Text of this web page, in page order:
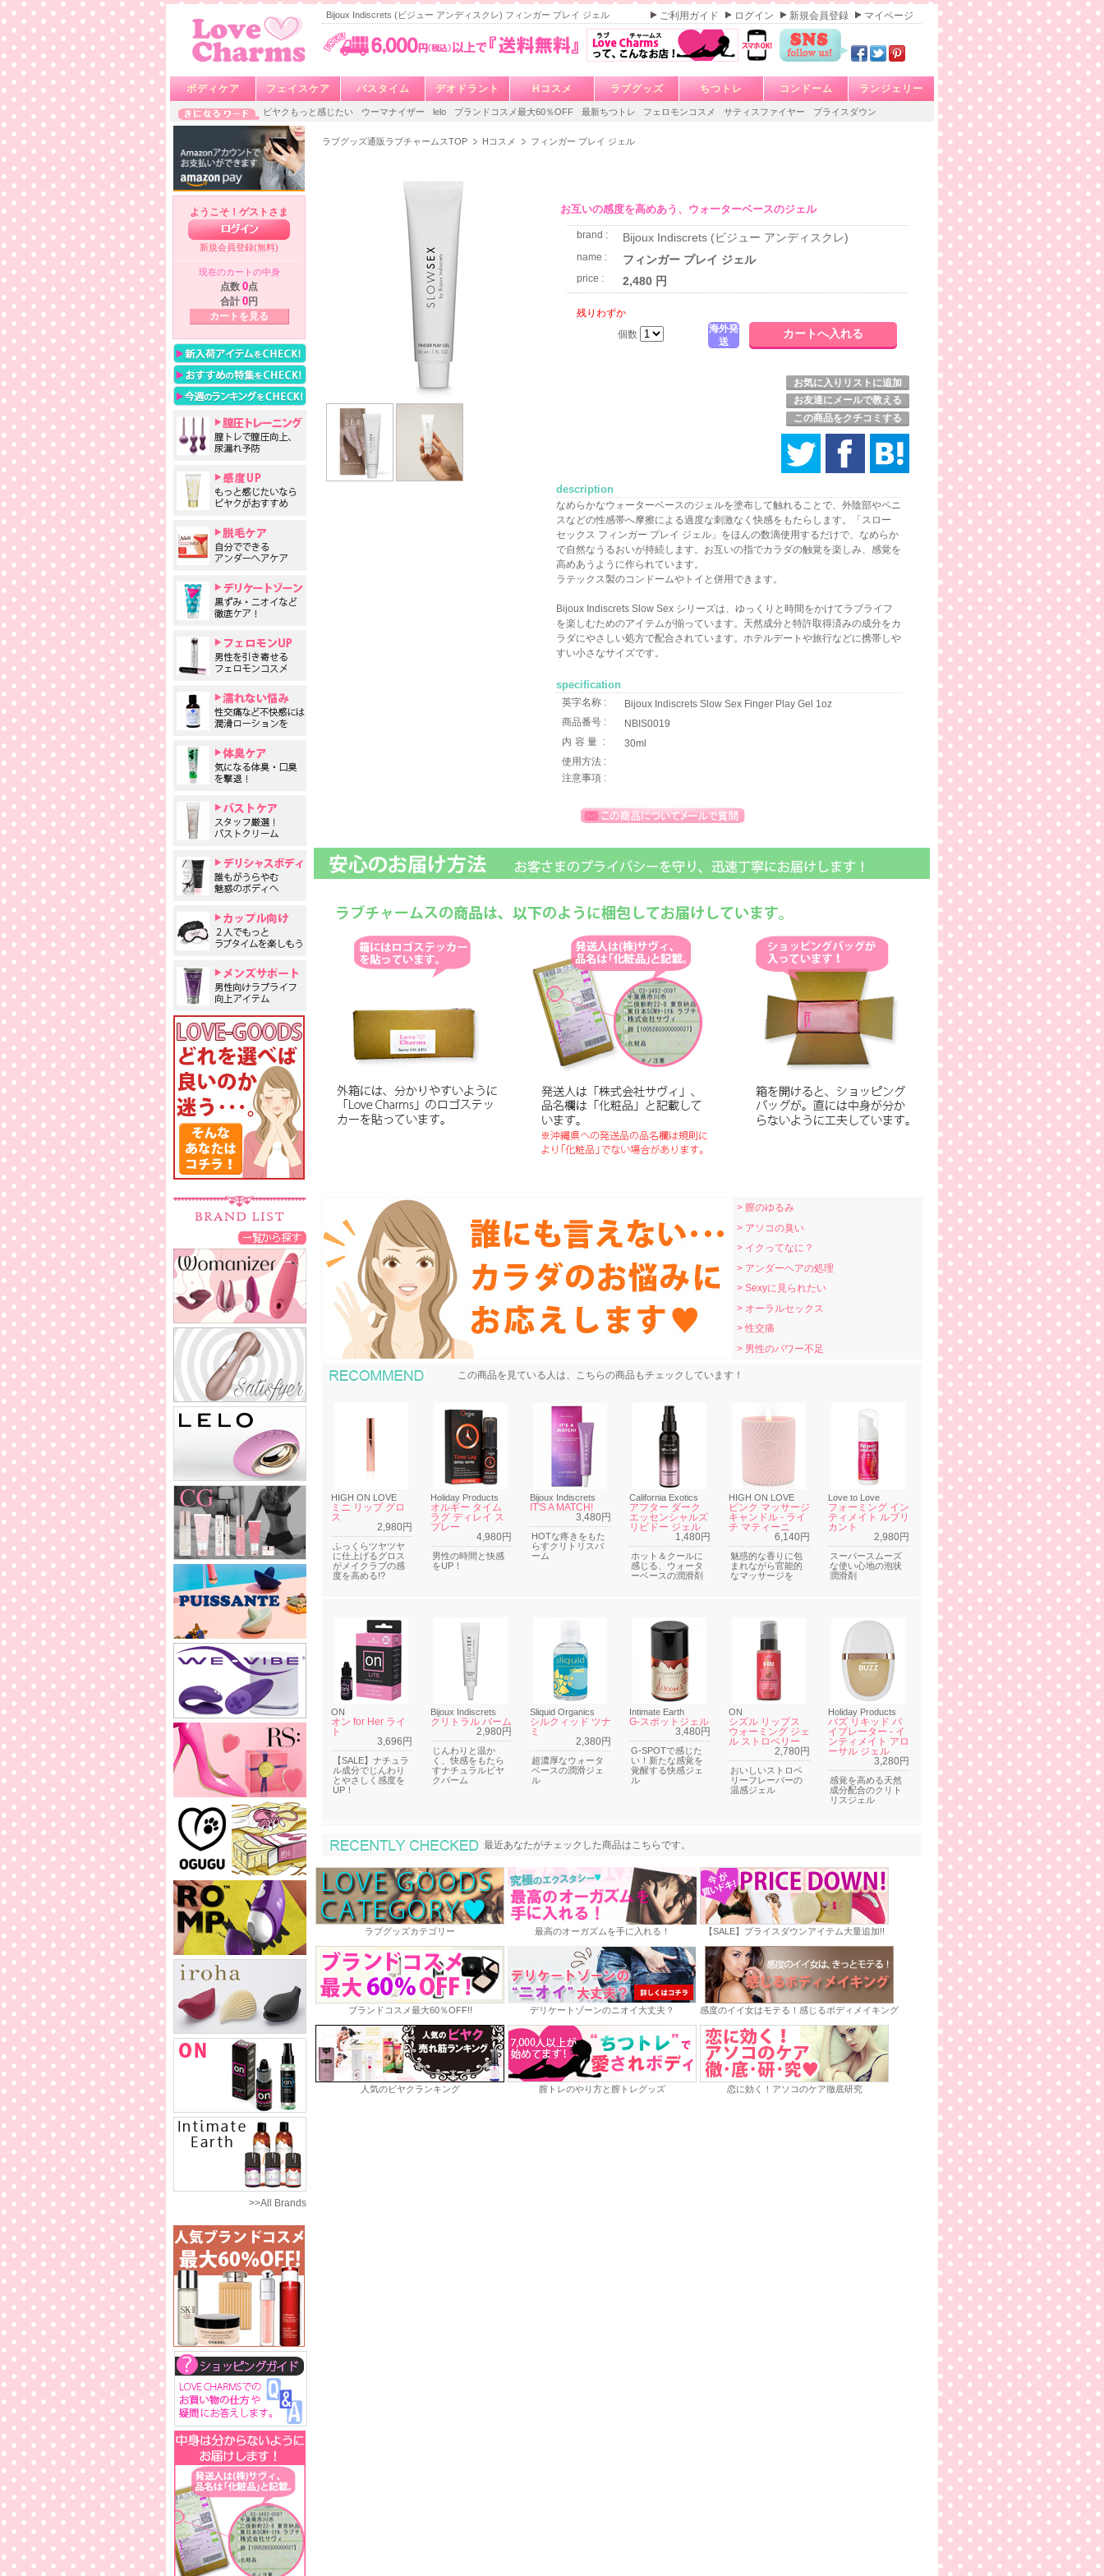
Bijoux Indiscrets (ビジュー アンディスクレ) フィンガー プレイ ジェル ご利用ガイド ログイン 新規会員登録 マイページ
ボディケア フェイスケア バスタイム デオドラント Hコスメ ラブグッズ ちつトレ コンドーム ランジェリー
ビヤクもっと感じたい ウーマナイザー lelo ブランドコスメ最大60％OFF 最新ちつトレ フェロモンコスメ サティスファイヤー プライスダウン
ようこそ！ゲストさま
新規会員登録(無料)
現在のカートの中身
点数 0点
合計 0円
カートを見る
>>All Brands
ラブグッズ通販ラブチャームスTOP Hコスメ フィンガー プレイ ジェル
お互いの感度を高めあう、ウォーターベースのジェル
brand : Bijoux Indiscrets (ビジュー アンディスクレ)
name : フィンガー プレイ ジェル
price : 2,480 円
残りわずか
個数
海外発
送
お気に入りリストに追加
お友達にメールで教える
この商品をクチコミする
description
なめらかなウォーターベースのジェルを塗布して触れることで、外陰部やペニ
スなどの性感帯へ摩擦による過度な刺激なく快感をもたらします。「スロー
セックス フィンガー プレイ ジェル」をほんの数滴使用するだけで、なめらか
で自然なうるおいが持続します。お互いの指でカラダの触覚を楽しみ、感覚を
高めあうように作られています。
ラテックス製のコンドームやトイと併用できます。
Bijoux Indiscrets Slow Sex シリーズは、ゆっくりと時間をかけてラブライフ
を楽しむためのアイテムが揃っています。天然成分と特許取得済みの成分をカ
ラダにやさしい処方で配合されています。ホテルデートや旅行などに携帯しや
すい小さなサイズです。
specification
英字名称 :
Bijoux Indiscrets Slow Sex Finger Play Gel 1oz
商品番号 :
NBIS0019
内容量 :
30ml
使用方法 :
注意事項 :
> 膣のゆるみ
> アソコの臭い
> イクってなに？
> アンダーヘアの処理
> Sexyに見られたい
> オーラルセックス
> 性交痛
> 男性のパワー不足
おすすめ商品
この商品を見ている人は、こちらの商品もチェックしています！
HIGH ON LOVE
ミニ リップ グロ
ス
2,980円
ふっくらツヤツヤ
に仕上げるグロス
がメイクラブの感
度を高める!?
Holiday Products
オルギー タイム
ラグ ディレイ ス
プレー
4,980円
男性の時間と快感
をUP！
Bijoux Indiscrets
IT'S A MATCH!
3,480円
HOTな疼きをもた
らすクリトリスバ
ーム
California Exotics
アフター ダーク
エッセンシャルズ
リビドー ジェル
1,480円
ホット＆クールに
感じる、ウォータ
ーベースの潤滑剤
HIGH ON LOVE
ピンク マッサージ
キャンドル - ライ
チ マティーニ
6,140円
魅惑的な香りに包
まれながら官能的
なマッサージを
Love to Love
フォーミング イン
ティメイト ルブリ
カント
2,980円
スーパースムーズ
な使い心地の泡状
潤滑剤
ON
オン for Her ライ
ト
3,696円
【SALE】ナチュラ
ル成分でじんわり
とやさしく感度を
UP！
Bijoux Indiscrets
クリトラル バーム
2,980円
じんわりと温か
く、快感をもたら
すナチュラルビヤ
クバーム
Sliquid Organics
シルクィッド ツナ
ミ
2,380円
超濃厚なウォータ
ベースの潤滑ジェ
ル
Intimate Earth
G-スポットジェル
3,480円
G-SPOTで感じた
い！新たな感覚を
覚醒する快感ジェ
ル
ON
シズル リップス
ウォーミング ジェ
ル ストロベリー
2,780円
おいしいストロベ
リーフレーバーの
温感ジェル
Holiday Products
バズ リキッド バ
イブレーター - イ
ンティメイト アロ
ーサル ジェル
3,280円
感覚を高める天然
成分配合のクリト
リスジェル
最近あなたがチェックした商品
最近あなたがチェックした商品はこちらです。
ラブグッズカテゴリー 最高のオーガズムを手に入れる！ 【SALE】プライスダウンアイテム大量追加!!
ブランドコスメ最大60％OFF!! デリケートゾーンのニオイ大丈夫？ 感度のイイ女はモテる！感じるボディメイキング
人気のビヤクランキング 膣トレのやり方と膣トレグッズ 恋に効く！アソコのケア徹底研究